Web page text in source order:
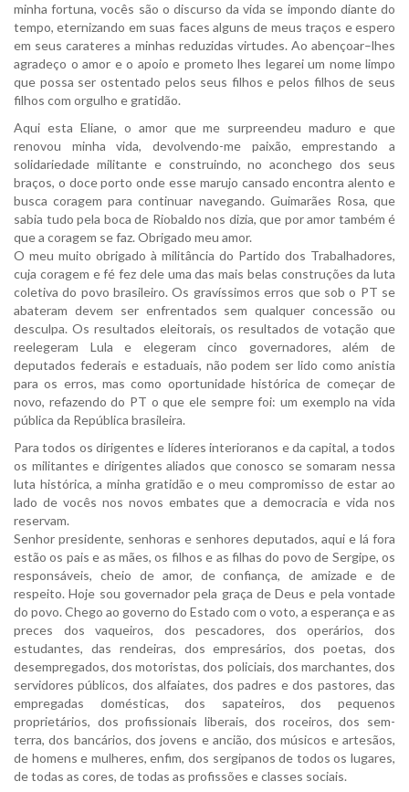
minha fortuna, vocês são o discurso da vida se impondo diante do
tempo, eternizando em suas faces alguns de meus traços e espero
em seus carateres a minhas reduzidas virtudes. Ao abençoar–lhes
agradeço o amor e o apoio e prometo lhes legarei um nome limpo
que possa ser ostentado pelos seus filhos e pelos filhos de seus
filhos com orgulho e gratidão.
Aqui esta Eliane, o amor que me surpreendeu maduro e que
renovou minha vida, devolvendo-me paixão, emprestando a
solidariedade militante e construindo, no aconchego dos seus
braços, o doce porto onde esse marujo cansado encontra alento e
busca coragem para continuar navegando. Guimarães Rosa, que
sabia tudo pela boca de Riobaldo nos dizia, que por amor também é
que a coragem se faz. Obrigado meu amor.
O meu muito obrigado à militância do Partido dos Trabalhadores,
cuja coragem e fé fez dele uma das mais belas construções da luta
coletiva do povo brasileiro. Os gravíssimos erros que sob o PT se
abateram devem ser enfrentados sem qualquer concessão ou
desculpa. Os resultados eleitorais, os resultados de votação que
reelegeram Lula e elegeram cinco governadores, além de
deputados federais e estaduais, não podem ser lido como anistia
para os erros, mas como oportunidade histórica de começar de
novo, refazendo do PT o que ele sempre foi: um exemplo na vida
pública da República brasileira.
Para todos os dirigentes e líderes interioranos e da capital, a todos
os militantes e dirigentes aliados que conosco se somaram nessa
luta histórica, a minha gratidão e o meu compromisso de estar ao
lado de vocês nos novos embates que a democracia e vida nos
reservam.
Senhor presidente, senhoras e senhores deputados, aqui e lá fora
estão os pais e as mães, os filhos e as filhas do povo de Sergipe, os
responsáveis, cheio de amor, de confiança, de amizade e de
respeito. Hoje sou governador pela graça de Deus e pela vontade
do povo. Chego ao governo do Estado com o voto, a esperança e as
preces dos vaqueiros, dos pescadores, dos operários, dos
estudantes, das rendeiras, dos empresários, dos poetas, dos
desempregados, dos motoristas, dos policiais, dos marchantes, dos
servidores públicos, dos alfaiates, dos padres e dos pastores, das
empregadas domésticas, dos sapateiros, dos pequenos
proprietários, dos profissionais liberais, dos roceiros, dos sem-
terra, dos bancários, dos jovens e ancião, dos músicos e artesãos,
de homens e mulheres, enfim, dos sergipanos de todos os lugares,
de todas as cores, de todas as profissões e classes sociais.